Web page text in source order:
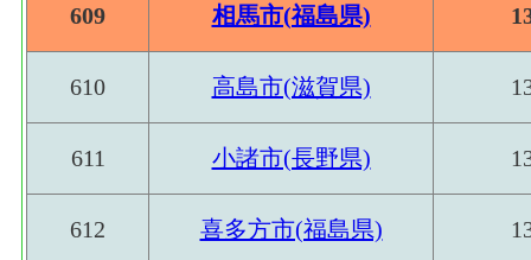
609 相馬市(福島県)
610 高島市(滋賀県)
611 小諸市(長野県)
612 喜多方市(福島県)